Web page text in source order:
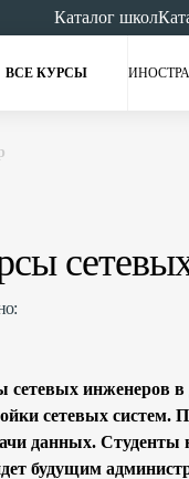
Каталог школ
ВСЕ КУРСЫ
сетевых инженеров
сетевых систем.
данных. Студенты
будущим